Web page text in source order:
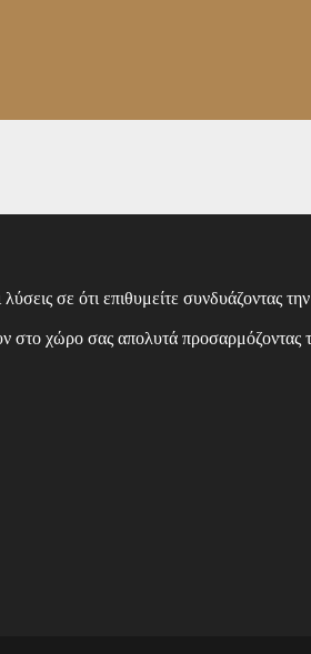
σε ότι επιθυμείτε συνδυάζοντας την
χώρο σας απολυτά προσαρμόζοντας